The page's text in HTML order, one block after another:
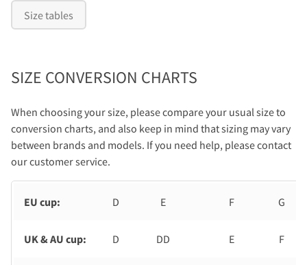
Size tables
SIZE CONVERSION CHARTS
When choosing your size, please compare your usual size to
conversion charts, and also keep in mind that sizing may vary
between brands and models. If you need help, please contact
our customer service.
EU cup: D E F G
UK & AU cup: D DD E F